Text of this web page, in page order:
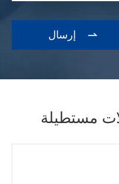

مستطيلة